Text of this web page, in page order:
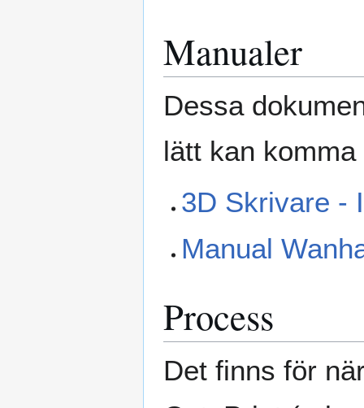
Manualer
Dessa
lätt kan
3D Skrivare -
Manual
Process
Det finns för